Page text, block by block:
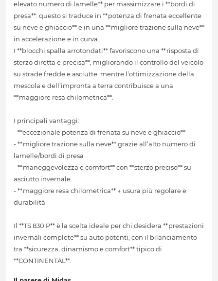
elevato numero di lamelle** per massimizzare i **bordi di
presa**: questo si traduce in **potenza di frenata eccellente
su neve e ghiaccio** e in una **migliore trazione sulla neve**
in accelerazione e in curva.
I **blocchi spalla arrotondati** favoriscono una **risposta di
sterzo diretta e precisa**, migliorando il controllo del veicolo
su strade fredde e asciutte, mentre l’ottimizzazione della
mescola e dell’impronta a terra contribuisce a una
**maggiore resa chilometrica**.
I principali vantaggi:
- **eccezionale potenza di frenata su neve e ghiaccio**
- **migliore trazione sulla neve** grazie all’alto numero di
lamelle/bordi di presa
- **maneggevolezza e comfort** con **sterzo preciso** su
asciutto invernale
- **maggiore resa chilometrica** → usura più regolare e
durabilità
Il **TS 830 P** è la scelta ideale per chi desidera **prestazioni
invernali complete** su auto potenti, con il bilanciamento
tra **sicurezza, dinamismo e comfort** tipico di
**CONTINENTAL**.